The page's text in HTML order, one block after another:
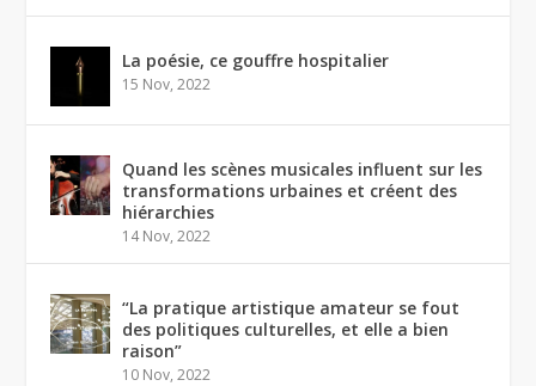
La poésie, ce gouffre hospitalier
15 Nov, 2022
Quand les scènes musicales influent sur les
transformations urbaines et créent des
hiérarchies
14 Nov, 2022
“La pratique artistique amateur se fout
des politiques culturelles, et elle a bien
raison”
10 Nov, 2022